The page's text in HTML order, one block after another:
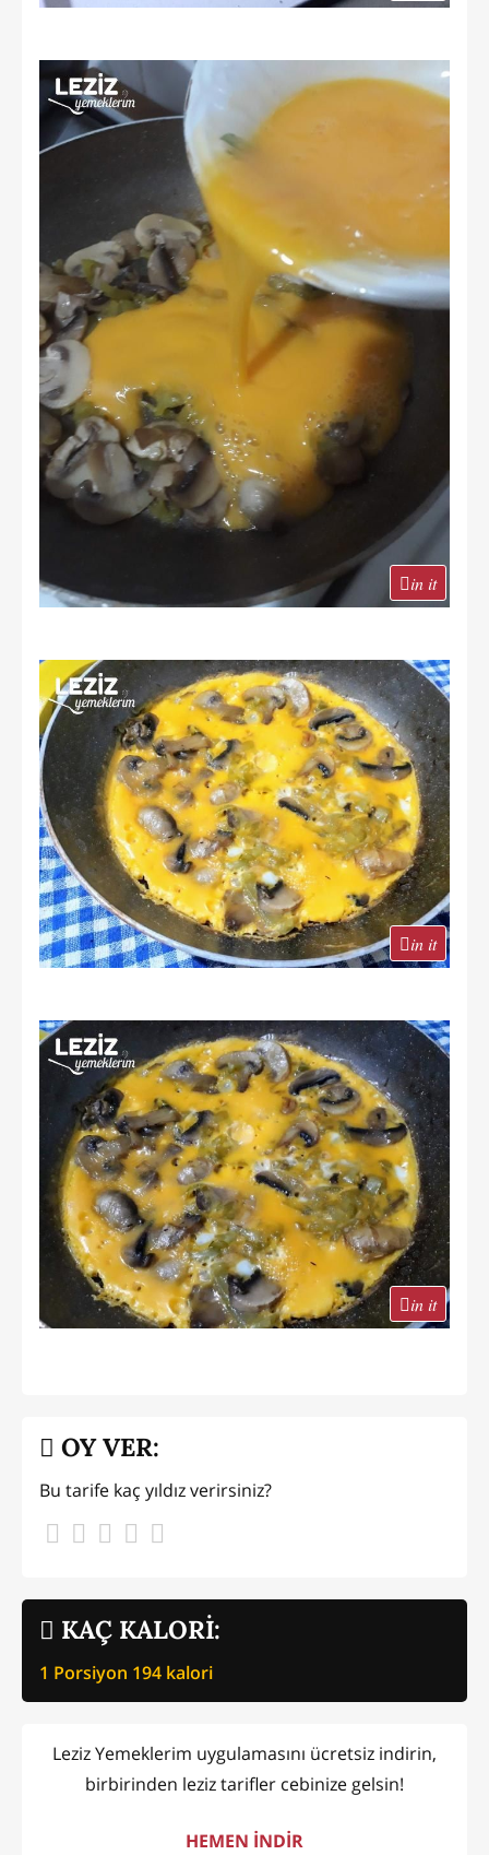
in it
in it
in it
KAÇ KALORİ:
1 Porsiyon 194 kalori
OY VER:
Bu tarife kaç yıldız verirsiniz?
Leziz Yemeklerim uygulamasını ücretsiz indirin,
birbirinden leziz tarifler cebinize gelsin!
HEMEN İNDİR